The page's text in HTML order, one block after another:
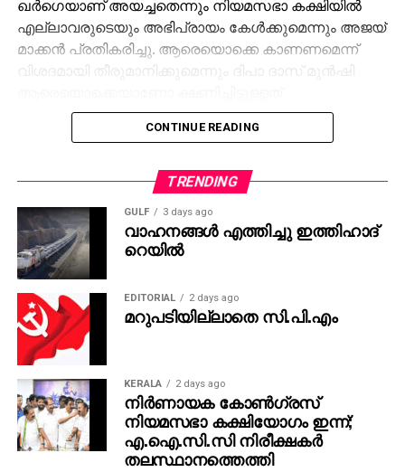
ഖര്‍ഗെയാണ് അയച്ചതെന്നും നിയമസഭാ കക്ഷിയില്‍
എല്ലാവരുടെയും അഭിപ്രായം കേള്‍ക്കുമെന്നും അജയ്
മാക്കന്‍ പ്രതികരിച്ചു. ആരെയൊക്കെ കാണണമെന്ന്
വിശദമായി തീരുമാനിക്കുമെന്നും ദിപാ ദാസ് മുന്‍ഷി
അവരുമായെല്ലാം കൂടിക്കാഴ്ച നടത്തുമെന്നും മുകുള്‍
വാസ്‌നിക്കും പറഞ്ഞു.
ഇന്ദിരാഭവനില്‍ എത്തിയ നിരീക്ഷകര്‍, മുന്‍ മുഖ്യമന്ത്രി
എ.കെ ആന്റണിയുമായാണ് ആദ്യം കൂടിക്കാഴ്ച
നടത്തിയത്. ഇവര്‍ക്കൊപ്പം കേരളത്തിന്റെ ചുമതലയുള്ള
എ.ഐ.സി. സി ജനറല്‍ സെക്രട്ടറി ദീപ ദാസ്
മുന്‍ഷിയും ഉണ്ടായിരുന്നു. നിരീക്ഷകര്‍ ഇന്നു മുതല്‍
നേതാക്കളെ നേരിട്ട് കണ്ട് അഭിപ്രായം തേടും. ഈ
യോഗത്തിന് പുറമെ എം.എല്‍.എമാരെ നിരീക്ഷകര്‍
ഒറ്റക്കൊറ്റക്കായും കണ്ട് അഭിപ്രായം രേഖപ്പെടുത്തും.
എം.പിമാരുടെയും മുതിര്‍ന്ന നേതാക്കളുടെയും നിലപാട്
കൂടി തേടിയാകും ഹൈക്കമാന്‍ഡിന് റിപ്പോര്‍ട്ട് നല്‍കുക.
CONTINUE READING
TRENDING
GULF 3 days ago
വാഹനങ്ങള്‍ എത്തിച്ചു ഇത്തിഹാദ്
റെയില്‍
EDITORIAL 2 days ago
മറുപടിയില്ലാതെ സി.പി.എം
KERALA 2 days ago
നിര്‍ണായക കോണ്‍ഗ്രസ്
നിയമസഭാ കക്ഷിയോഗം ഇന്ന്;
എ.ഐ.സി.സി നിരീക്ഷകര്‍
തലസ്ഥാനത്തെത്തി